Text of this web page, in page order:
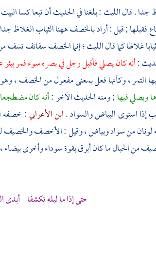
. قالالليث: بلغنا في الحديث أن تبعا كسا
فقبلها ; قيل : أراد بالخصف ههنا الثياب
غلاظا كما قالالليث؛ إنما الخصف سفائف تسف
:أنه كان يصلي فأقبل رجل في بصره سوء فمر
التمر ، وكأنها فعل بمعنى مفعول من الخصف
فيها; ومنه الحديث الآخر :أنه كان
استوى البياض والسواد .ابن الأعرابي: خصفه
من سواد وبياض ، وقيل : الأخصف والخصيف
من الحبال ما كان أبرق بقوة سوداء وأخرى
حتى إذا ما ليله تكشفا